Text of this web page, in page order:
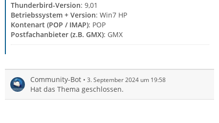
Thunderbird-Version: 9,01
Betriebssystem + Version: Win7 HP
Kontenart (POP / IMAP): POP
Postfachanbieter (z.B. GMX): GMX
Community-Bot 3. September 2024 um 19:58
Hat das Thema geschlossen.